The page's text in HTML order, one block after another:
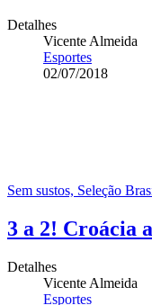
Detalhes
Vicente Almeida
Esportes
02/07/2018
Sem sustos, Seleção
3 a 2! Croácia
Detalhes
Vicente Almeida
Esportes